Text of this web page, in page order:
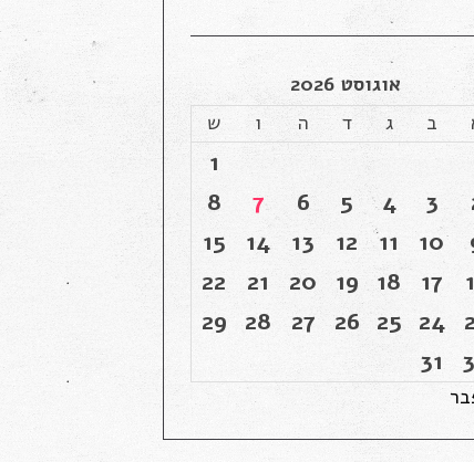
אוגוסט 2026
ב ג ד ה ו ש
1
3
4
5
6
7
8
10
11
12
13
14
15
17
18
19
20
21
22
24
25
26
27
28
29
31